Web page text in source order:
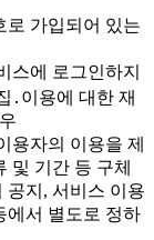
로 가입되어 있는
스에 로그인하지
․이용에 대한 재
자의 이용을 제
및 기간 등 구체
공지, 서비스 이용
에서 별도로 정하